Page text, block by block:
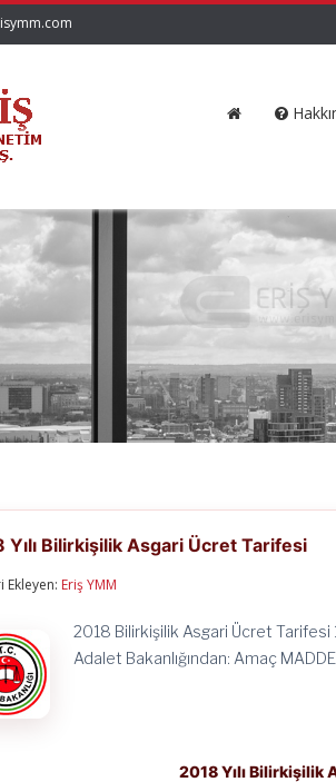
Yılı Bilirkişilik Asgari Ücret Tarifesi
Ekleyen: Eriş YMM
2018 Bilirkişilik Asgari Ücret Tarifesi
Adalet Bakanlığından: Amaç
2018 Yılı Bilirkişilik